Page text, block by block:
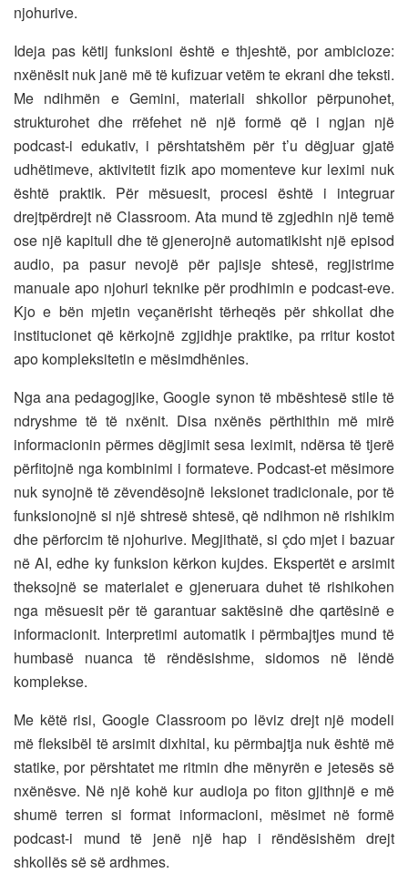
njohurive.
Ideja pas këtij funksioni është e thjeshtë, por ambicioze:
nxënësit nuk janë më të kufizuar vetëm te ekrani dhe teksti.
Me ndihmën e Gemini, materiali shkollor përpunohet,
strukturohet dhe rrëfehet në një formë që i ngjan një
podcast-i edukativ, i përshtatshëm për t’u dëgjuar gjatë
udhëtimeve, aktivitetit fizik apo momenteve kur leximi nuk
është praktik. Për mësuesit, procesi është i integruar
drejtpërdrejt në Classroom. Ata mund të zgjedhin një temë
ose një kapitull dhe të gjenerojnë automatikisht një episod
audio, pa pasur nevojë për pajisje shtesë, regjistrime
manuale apo njohuri teknike për prodhimin e podcast-eve.
Kjo e bën mjetin veçanërisht tërheqës për shkollat dhe
institucionet që kërkojnë zgjidhje praktike, pa rritur kostot
apo kompleksitetin e mësimdhënies.
Nga ana pedagogjike, Google synon të mbështesë stile të
ndryshme të të nxënit. Disa nxënës përthithin më mirë
informacionin përmes dëgjimit sesa leximit, ndërsa të tjerë
përfitojnë nga kombinimi i formateve. Podcast-et mësimore
nuk synojnë të zëvendësojnë leksionet tradicionale, por të
funksionojnë si një shtresë shtesë, që ndihmon në rishikim
dhe përforcim të njohurive. Megjithatë, si çdo mjet i bazuar
në AI, edhe ky funksion kërkon kujdes. Ekspertët e arsimit
theksojnë se materialet e gjeneruara duhet të rishikohen
nga mësuesit për të garantuar saktësinë dhe qartësinë e
informacionit. Interpretimi automatik i përmbajtjes mund të
humbasë nuanca të rëndësishme, sidomos në lëndë
komplekse.
Me këtë risi, Google Classroom po lëviz drejt një modeli
më fleksibël të arsimit dixhital, ku përmbajtja nuk është më
statike, por përshtatet me ritmin dhe mënyrën e jetesës së
nxënësve. Në një kohë kur audioja po fiton gjithnjë e më
shumë terren si format informacioni, mësimet në formë
podcast-i mund të jenë një hap i rëndësishëm drejt
shkollës së së ardhmes.